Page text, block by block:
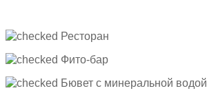
Ресторан
Фито-бар
Бювет с минеральной водой